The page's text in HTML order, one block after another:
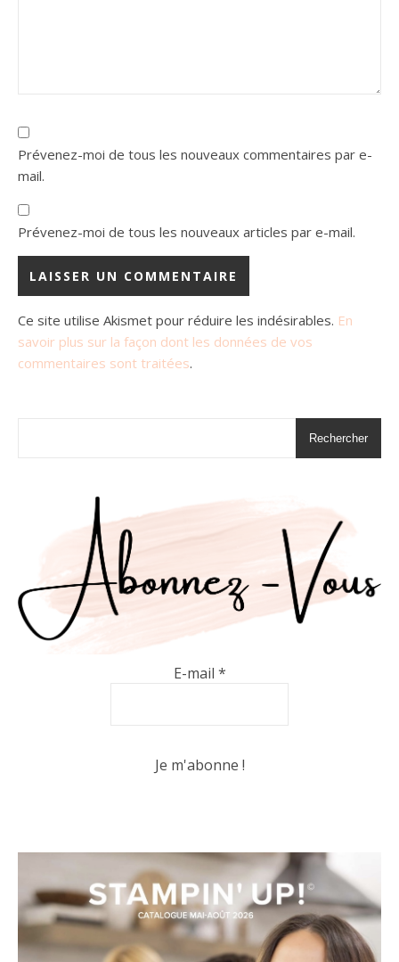
Prévenez-moi de tous les nouveaux commentaires par e-
mail.
Prévenez-moi de tous les nouveaux articles par e-mail.
Ce site utilise Akismet pour réduire les indésirables. En
savoir plus sur la façon dont les données de vos
commentaires sont traitées.
Rechercher
E-mail *